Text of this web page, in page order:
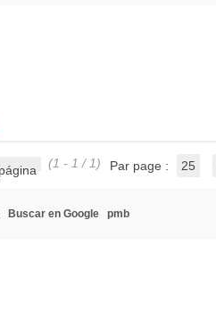
(1 - 1 / 1) Par page : 25
Buscar en Google pmb